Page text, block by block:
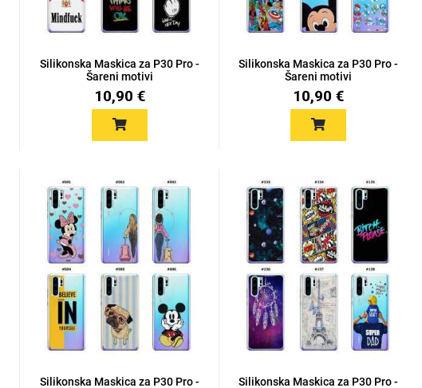
Silikonska Maskica za P30 Pro -
Šareni motivi
10,90 €
Silikonska Maskica za P30 Pro -
Šareni motivi
10,90 €
Silikonska Maskica za P30 Pro -
Silikonska Maskica za P30 Pro -